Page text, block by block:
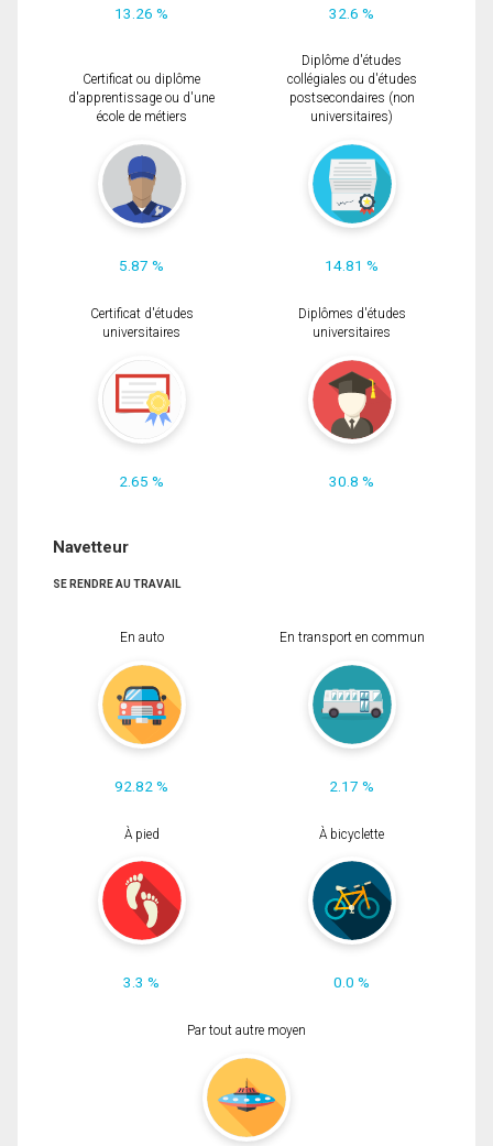
13.26 % 32.6 %
Certificat ou diplôme
d'apprentissage ou d'une
école de métiers
5.87 %
Diplôme d'études
collégiales ou d'études
postsecondaires (non
universitaires)
14.81 %
Certificat d'études
universitaires
2.65 %
Diplômes d'études
universitaires
30.8 %
Navetteur
SE RENDRE AU TRAVAIL
En auto
92.82 %
En transport en commun
2.17 %
À pied
3.3 %
À bicyclette
0.0 %
Par tout autre moyen